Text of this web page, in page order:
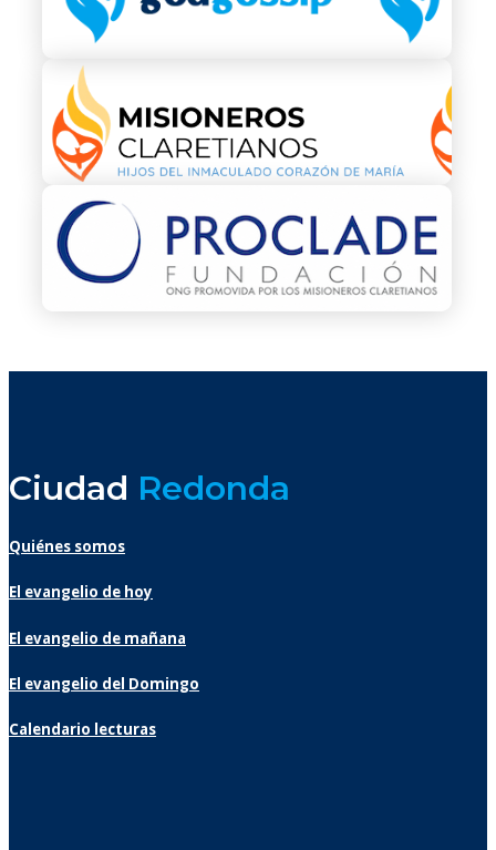
Ciudad Redonda
Quiénes somos
El evangelio de hoy
El evangelio de mañana
El evangelio del Domingo
Calendario lecturas